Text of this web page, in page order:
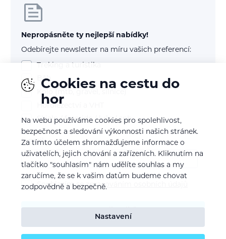
Nepropásněte ty nejlepší nabídky!
Odebírejte newsletter na míru vašich preferencí:
Běh
Kolo (mtb, gravel, silnice)
Horolezectví a VHT
Skialp / freeride / lyže / snb
E-mail
Souhlasím sezpracováním osobních údajů
Cookies na cestu do
hor
Na webu používáme cookies pro spolehlivost,
bezpečnost a sledování výkonnosti našich stránek.
Za tímto účelem shromažďujeme informace o
uživatelích, jejich chování a zařízeních. Kliknutím na
tlačítko "souhlasím" nám udělíte souhlas a my
zaručíme, že se k vašim datům budeme chovat
zodpovědně a bezpečně.
Nastavení